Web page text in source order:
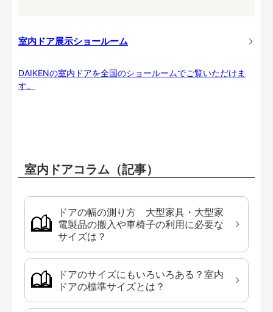
室内ドア展示ショールーム
DAIKENの室内ドアを全国のショールームでご覧いただけま
す。
室内ドアコラム（記事）
ドアの幅の測り方 大型家具・大型家
電製品の搬入や車椅子の利用に必要な
サイズは？
ドアのサイズにもいろいろある？室内
ドアの標準サイズとは？